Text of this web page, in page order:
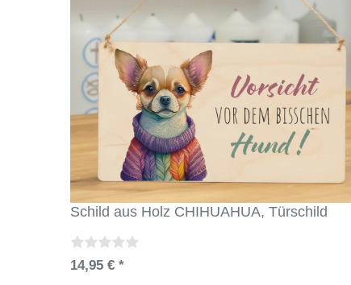
Schild aus Holz CHIHUAHUA, Türschild
14,95 € *